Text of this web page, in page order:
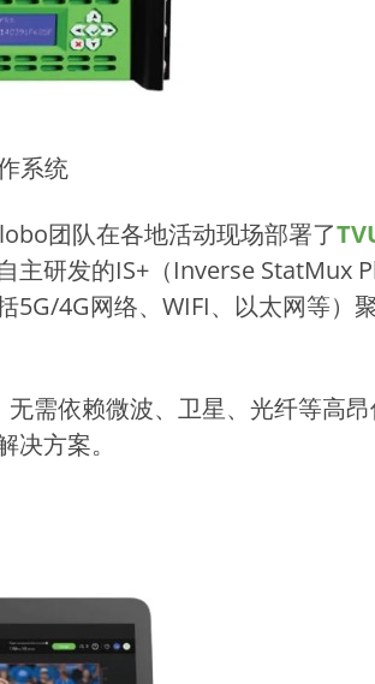
系统
团队在各地活动现场部署了
主研发的IS+（Inverse StatMux
5G/4G网络、WIFI、以太网等）
需依赖微波、卫星、光纤等高
方案。